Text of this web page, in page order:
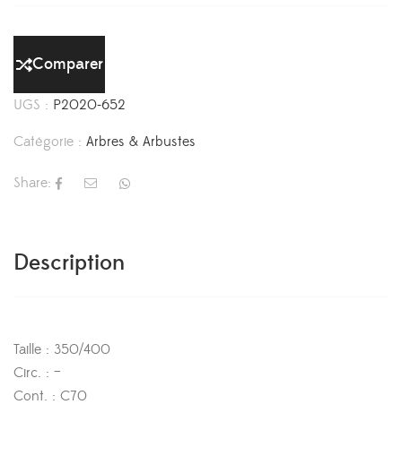
Comparer
UGS : P2020-652
Catégorie : Arbres & Arbustes
Share:
Description
Taille : 350/400
Circ. : –
Cont. : C70